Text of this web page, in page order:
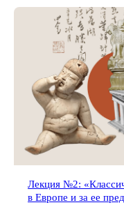
Лекция №2:
в Европе и за ее